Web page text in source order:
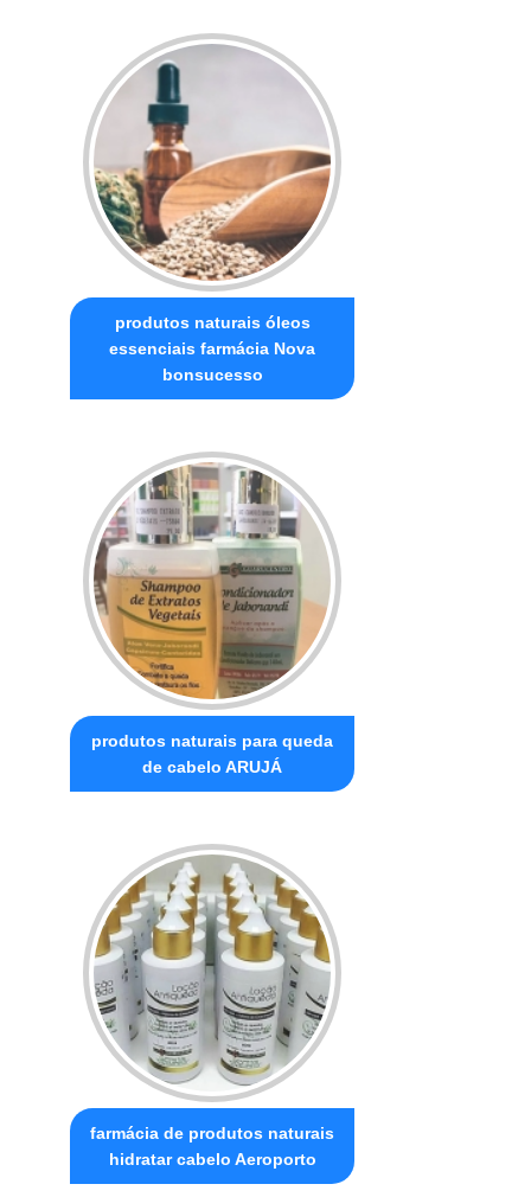
produtos naturais óleos
essenciais farmácia Nova
bonsucesso
produtos naturais para queda
de cabelo ARUJÁ
farmácia de produtos naturais
hidratar cabelo Aeroporto